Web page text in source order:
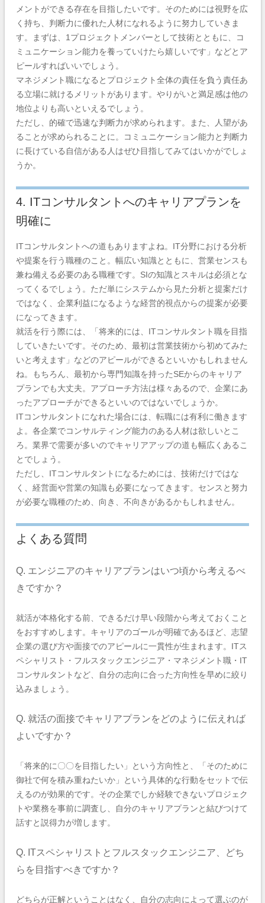
メントができる存在を目指したいです。そのためには視野を広
く持ち、判断力に優れた人材になれるように努力していきま
す。まずは、1プロジェクトメンバーとして技術とともに、コ
ミュニケーション能力を養っていけたら嬉しいです」などとア
ピールすればいいでしょう。
マネジメント職になるとプロジェクト全体の責任を負う責任あ
る立場に就けるメリットがあります。やりがいと満足感は他の
地位よりも高いといえるでしょう。
ただし、的確で迅速な判断力が求められます。また、人望があ
ることが求められることに。コミュニケーション能力と判断力
に長けている自信がある人はぜひ目指してみてはいかがでしょ
うか。
4. ITコンサルタントへのキャリアプランを
明確に
ITコンサルタントへの道もありますよね。IT分野における分析
や提案を行う職種のこと。幅広い知識とともに、営業センスも
兼ね備える必要のある職種です。SIの知識とスキルは必須とな
ってくるでしょう。ただ単にシステムから見た分析と提案だけ
ではなく、企業利益になるような経営的視点からの提案が必要
になってきます。
就活を行う際には、「将来的には、ITコンサルタント職を目指
していきたいです。そのため、最初は営業技術から初めてみた
いと考えます」などのアピールができるといいかもしれません
ね。もちろん、最初から専門知識を持ったSEからのキャリア
プランでも大丈夫。アプローチ方法は様々あるので、企業にあ
ったアプローチができるといいのではないでしょうか。
ITコンサルタントになれた場合には、転職には有利に働きます
よ。各企業でコンサルティング能力のある人材は欲しいとこ
ろ。業界で需要が多いのでキャリアアップの道も幅広くあるこ
とでしょう。
ただし、ITコンサルタントになるためには、技術だけではな
く、経営面や営業の知識も必要になってきます。センスと努力
が必要な職種のため、向き、不向きがあるかもしれません。
よくある質問
Q. エンジニアのキャリアプランはいつ頃から考えるべ
きですか？
就活が本格化する前、できるだけ早い段階から考えておくこと
をおすすめします。キャリアのゴールが明確であるほど、志望
企業の選び方や面接でのアピールに一貫性が生まれます。ITス
ペシャリスト・フルスタックエンジニア・マネジメント職・IT
コンサルタントなど、自分の志向に合った方向性を早めに絞り
込みましょう。
Q. 就活の面接でキャリアプランをどのように伝えれば
よいですか？
「将来的に〇〇を目指したい」という方向性と、「そのために
御社で何を積み重ねたいか」という具体的な行動をセットで伝
えるのが効果的です。その企業でしか経験できないプロジェク
トや業務を事前に調査し、自分のキャリアプランと結びつけて
話すと説得力が増します。
Q. ITスペシャリストとフルスタックエンジニア、どち
らを目指すべきですか？
どちらが正解ということはなく、自分の志向によって選ぶのが